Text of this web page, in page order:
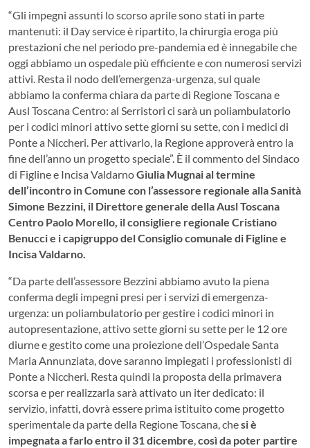
“Gli impegni assunti lo scorso aprile sono stati in parte
mantenuti: il Day service è ripartito, la chirurgia eroga più
prestazioni che nel periodo pre-pandemia ed è innegabile che
oggi abbiamo un ospedale più efficiente e con numerosi servizi
attivi. Resta il nodo dell’emergenza-urgenza, sul quale
abbiamo la conferma chiara da parte di Regione Toscana e
Ausl Toscana Centro: al Serristori ci sarà un poliambulatorio
per i codici minori attivo sette giorni su sette, con i medici di
Ponte a Niccheri. Per attivarlo, la Regione approverà entro la
fine dell’anno un progetto speciale”. È il commento del Sindaco
di Figline e Incisa ValdarnoGiulia Mugnai al termine
dell’incontro in Comune con l’assessore regionale alla Sanità
Simone Bezzini, il Direttore generale della Ausl Toscana
Centro Paolo Morello, il consigliere regionale Cristiano
Benucci e i capigruppo del Consiglio comunale di Figline e
Incisa Valdarno.
“Da parte dell’assessore Bezzini abbiamo avuto la piena
conferma degli impegni presi per i servizi di emergenza-
urgenza: un poliambulatorio per gestire i codici minori in
autopresentazione, attivo sette giorni su sette per le 12 ore
diurne e gestito come una proiezione dell’Ospedale Santa
Maria Annunziata, dove saranno impiegati i professionisti di
Ponte a Niccheri. Resta quindi la proposta della primavera
scorsa e per realizzarla sarà attivato un iter dedicato: il
servizio, infatti, dovrà essere prima istituito come progetto
sperimentale da parte della Regione Toscana, chesi è
impegnata a farlo entro il 31 dicembre,così da poter partire